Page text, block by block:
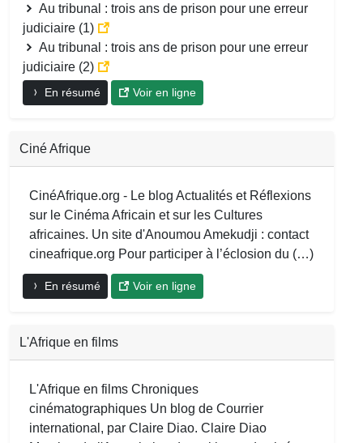
Au tribunal : trois ans de prison pour une erreur
judiciaire (1)
Au tribunal : trois ans de prison pour une erreur
judiciaire (2)
En résumé Voir en ligne
Ciné Afrique
CinéAfrique.org - Le blog Actualités et Réflexions
sur le Cinéma Africain et sur les Cultures
africaines. Un site d'Anoumou Amekudji : contact
cineafrique.org Pour participer à l’éclosion du (…)
En résumé Voir en ligne
L'Afrique en films
L'Afrique en films Chroniques
cinématographiques Un blog de Courrier
international, par Claire Diao. Claire Diao